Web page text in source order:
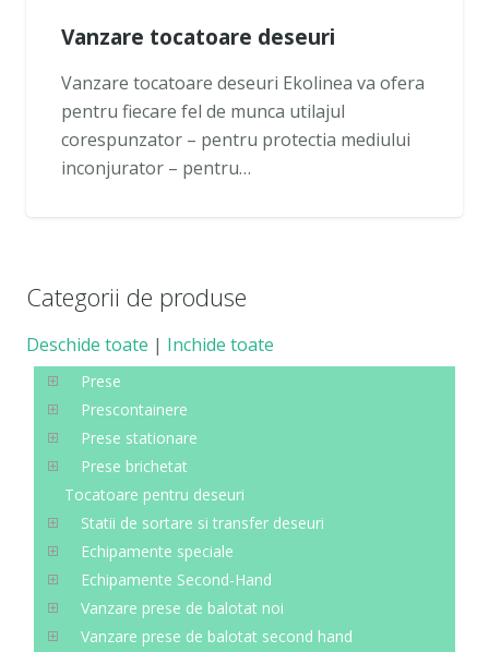
Vanzare tocatoare deseuri
Vanzare tocatoare deseuri Ekolinea va ofera
pentru fiecare fel de munca utilajul
corespunzator – pentru protectia mediului
inconjurator – pentru…
Categorii de produse
Deschide toate | Inchide toate
Prese
Prescontainere
Prese stationare
Prese brichetat
Tocatoare pentru deseuri
Statii de sortare si transfer deseuri
Echipamente speciale
Echipamente Second-Hand
Vanzare prese de balotat noi
Vanzare prese de balotat second hand